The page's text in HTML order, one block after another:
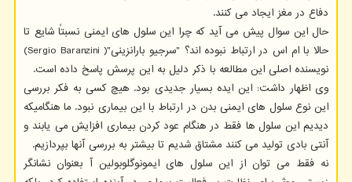
دفاع در مغز ایجاد می کنند.
حال این سوال پیش می آید که چرا این سلول های ایمنی نسبتاً شایع تا
حالا با ام اس در ارتباط نبوده اند؟ "سرجیو بارانزینی"( Sergio Baranzini)
نویسنده اصلی این مطالعه با ذکر دلیل به این پرسش پاسخ داده است.
وی اظهار داشت: این ایده بسیار جدیدی بود. هیچ کسی به فکر بررسی
این نوع سلول های ایمنی بدن در ارتباط با این بیماری نبود. ما هنگامیکه
دیدیم این سلول ها فقط در هنگام عود کردن بیماری افزایش می یابند و
آنتی بادی تولید می کنند مشتاق شدیم تا بیشتر به بررسی آنها بپردازیم.
نه فقط می توان از این سلول های ایمونوگلوبولین آ بعنوان نشانگر